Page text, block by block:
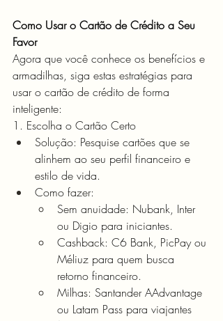
Como Usar o Cartão de Crédito a Seu
Favor
Agora que você conhece os benefícios e
armadilhas, siga estas estratégias para
usar o cartão de crédito de forma
inteligente:
1. Escolha o Cartão Certo
Solução: Pesquise cartões que se
alinhem ao seu perfil financeiro e
estilo de vida.
Como fazer:
Sem anuidade: Nubank, Inter
ou Digio para iniciantes.
Cashback: C6 Bank, PicPay ou
Méliuz para quem busca
retorno financeiro.
Milhas: Santander AAdvantage
ou Latam Pass para viajantes